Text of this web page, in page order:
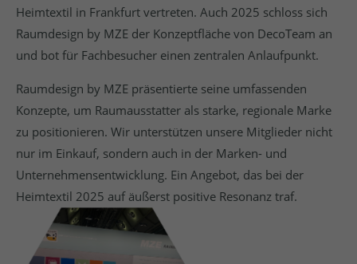
Heimtextil in Frankfurt vertreten. Auch 2025 schloss sich
Raumdesign by MZE der Konzeptfläche von DecoTeam an
und bot für Fachbesucher einen zentralen Anlaufpunkt.
Raumdesign by MZE präsentierte seine umfassenden
Konzepte, um Raumausstatter als starke, regionale Marke
zu positionieren. Wir unterstützen unsere Mitglieder nicht
nur im Einkauf, sondern auch in der Marken- und
Unternehmensentwicklung. Ein Angebot, das bei der
Heimtextil 2025 auf äußerst positive Resonanz traf.